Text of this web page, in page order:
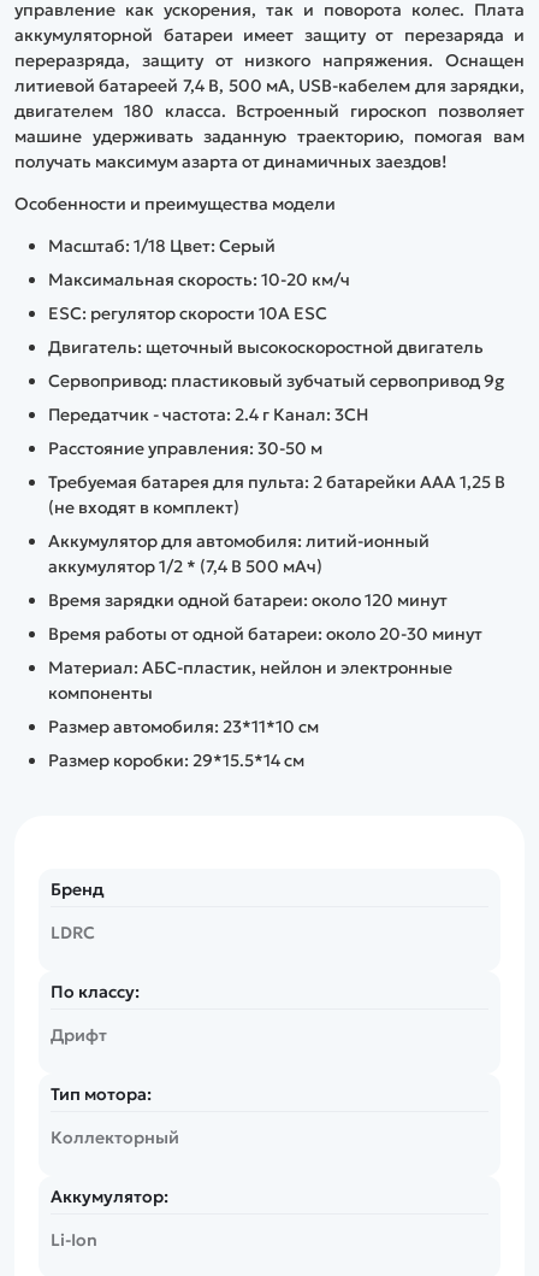
управление как ускорения, так и поворота колес. Плата
аккумуляторной батареи имеет защиту от перезаряда и
переразряда, защиту от низкого напряжения. Оснащен
литиевой батареей 7,4 В, 500 мА, USB-кабелем для зарядки,
двигателем 180 класса. Встроенный гироскоп позволяет
машине удерживать заданную траекторию, помогая вам
получать максимум азарта от динамичных заездов!
Особенности и преимущества модели
Масштаб: 1/18 Цвет: Серый
Максимальная скорость: 10-20 км/ч
ESC: регулятор скорости 10A ESC
Двигатель: щеточный высокоскоростной двигатель
Сервопривод: пластиковый зубчатый сервопривод 9g
Передатчик - частота: 2.4 г Канал: 3CH
Расстояние управления: 30-50 м
Требуемая батарея для пульта: 2 батарейки AAA 1,25 В
(не входят в комплект)
Аккумулятор для автомобиля: литий-ионный
аккумулятор 1/2 * (7,4 В 500 мАч)
Время зарядки одной батареи: около 120 минут
Время работы от одной батареи: около 20-30 минут
Материал: АБС-пластик, нейлон и электронные
компоненты
Размер автомобиля: 23*11*10 см
Размер коробки: 29*15.5*14 см
Бренд
LDRC
По классу:
Дрифт
Тип мотора:
Коллекторный
Аккумулятор:
Li-Ion